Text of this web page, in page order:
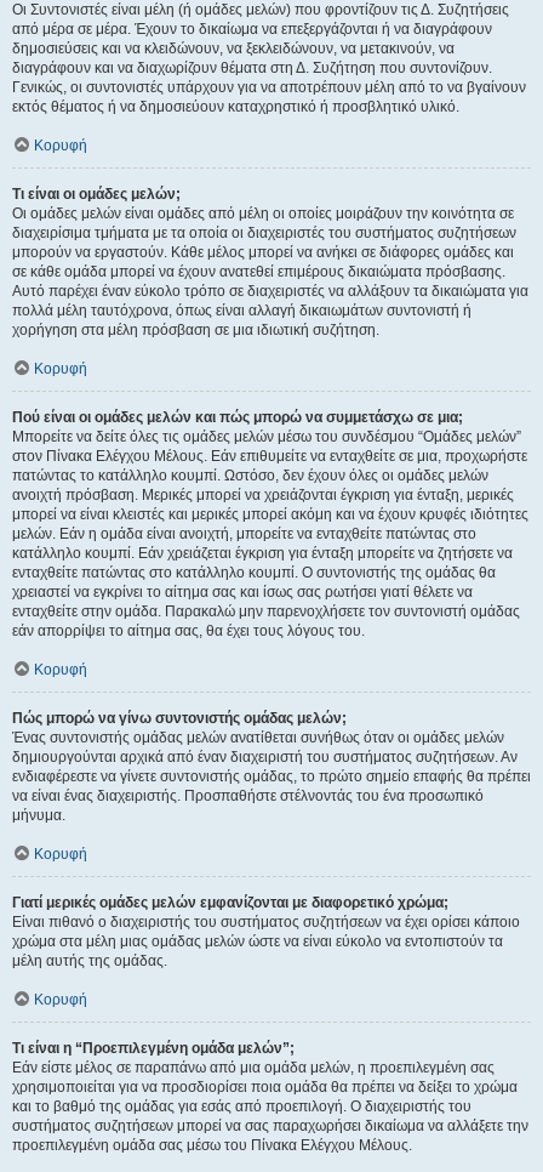
Οι Συντονιστές είναι μέλη (ή ομάδες μελών) που φροντίζουν τις Δ. Συζητήσεις
από μέρα σε μέρα. Έχουν το δικαίωμα να επεξεργάζονται ή να διαγράφουν
δημοσιεύσεις και να κλειδώνουν, να ξεκλειδώνουν, να μετακινούν, να
διαγράφουν και να διαχωρίζουν θέματα στη Δ. Συζήτηση που συντονίζουν.
Γενικώς, οι συντονιστές υπάρχουν για να αποτρέπουν μέλη από το να βγαίνουν
εκτός θέματος ή να δημοσιεύουν καταχρηστικό ή προσβλητικό υλικό.
Κορυφή
Τι είναι οι ομάδες μελών;
Οι ομάδες μελών είναι ομάδες από μέλη οι οποίες μοιράζουν την κοινότητα σε
διαχειρίσιμα τμήματα με τα οποία οι διαχειριστές του συστήματος συζητήσεων
μπορούν να εργαστούν. Κάθε μέλος μπορεί να ανήκει σε διάφορες ομάδες και
σε κάθε ομάδα μπορεί να έχουν ανατεθεί επιμέρους δικαιώματα πρόσβασης.
Αυτό παρέχει έναν εύκολο τρόπο σε διαχειριστές να αλλάξουν τα δικαιώματα για
πολλά μέλη ταυτόχρονα, όπως είναι αλλαγή δικαιωμάτων συντονιστή ή
χορήγηση στα μέλη πρόσβαση σε μια ιδιωτική συζήτηση.
Κορυφή
Πού είναι οι ομάδες μελών και πώς μπορώ να συμμετάσχω σε μια;
Μπορείτε να δείτε όλες τις ομάδες μελών μέσω του συνδέσμου “Ομάδες μελών”
στον Πίνακα Ελέγχου Μέλους. Εάν επιθυμείτε να ενταχθείτε σε μια, προχωρήστε
πατώντας το κατάλληλο κουμπί. Ωστόσο, δεν έχουν όλες οι ομάδες μελών
ανοιχτή πρόσβαση. Μερικές μπορεί να χρειάζονται έγκριση για ένταξη, μερικές
μπορεί να είναι κλειστές και μερικές μπορεί ακόμη και να έχουν κρυφές ιδιότητες
μελών. Εάν η ομάδα είναι ανοιχτή, μπορείτε να ενταχθείτε πατώντας στο
κατάλληλο κουμπί. Εάν χρειάζεται έγκριση για ένταξη μπορείτε να ζητήσετε να
ενταχθείτε πατώντας στο κατάλληλο κουμπί. Ο συντονιστής της ομάδας θα
χρειαστεί να εγκρίνει το αίτημα σας και ίσως σας ρωτήσει γιατί θέλετε να
ενταχθείτε στην ομάδα. Παρακαλώ μην παρενοχλήσετε τον συντονιστή ομάδας
εάν απορρίψει το αίτημα σας, θα έχει τους λόγους του.
Κορυφή
Πώς μπορώ να γίνω συντονιστής ομάδας μελών;
Ένας συντονιστής ομάδας μελών ανατίθεται συνήθως όταν οι ομάδες μελών
δημιουργούνται αρχικά από έναν διαχειριστή του συστήματος συζητήσεων. Αν
ενδιαφέρεστε να γίνετε συντονιστής ομάδας, το πρώτο σημείο επαφής θα πρέπει
να είναι ένας διαχειριστής. Προσπαθήστε στέλνοντάς του ένα προσωπικό
μήνυμα.
Κορυφή
Γιατί μερικές ομάδες μελών εμφανίζονται με διαφορετικό χρώμα;
Είναι πιθανό ο διαχειριστής του συστήματος συζητήσεων να έχει ορίσει κάποιο
χρώμα στα μέλη μιας ομάδας μελών ώστε να είναι εύκολο να εντοπιστούν τα
μέλη αυτής της ομάδας.
Κορυφή
Τι είναι η “Προεπιλεγμένη ομάδα μελών”;
Εάν είστε μέλος σε παραπάνω από μια ομάδα μελών, η προεπιλεγμένη σας
χρησιμοποιείται για να προσδιορίσει ποια ομάδα θα πρέπει να δείξει το χρώμα
και το βαθμό της ομάδας για εσάς από προεπιλογή. Ο διαχειριστής του
συστήματος συζητήσεων μπορεί να σας παραχωρήσει δικαίωμα να αλλάξετε την
προεπιλεγμένη ομάδα σας μέσω του Πίνακα Ελέγχου Μέλους.